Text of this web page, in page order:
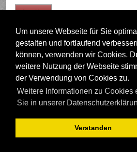
Um unsere Webseite für Sie
gestalten und fortlaufend
können, verwenden wir Cookies.
weitere Nutzung der Webseite
der Verwendung von Cookies zu.
Weitere Informationen zu Cookies
Sie in unserer
Verstanden
Ändere Schriftgröße
Wer ist online?
Insgesamt sind525Besucher online: 2
523 Gäste (basierend auf den aktiven
gleichzeitig online waren.